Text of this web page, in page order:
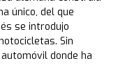
único, del que
se introdujo
Sin
donde ha